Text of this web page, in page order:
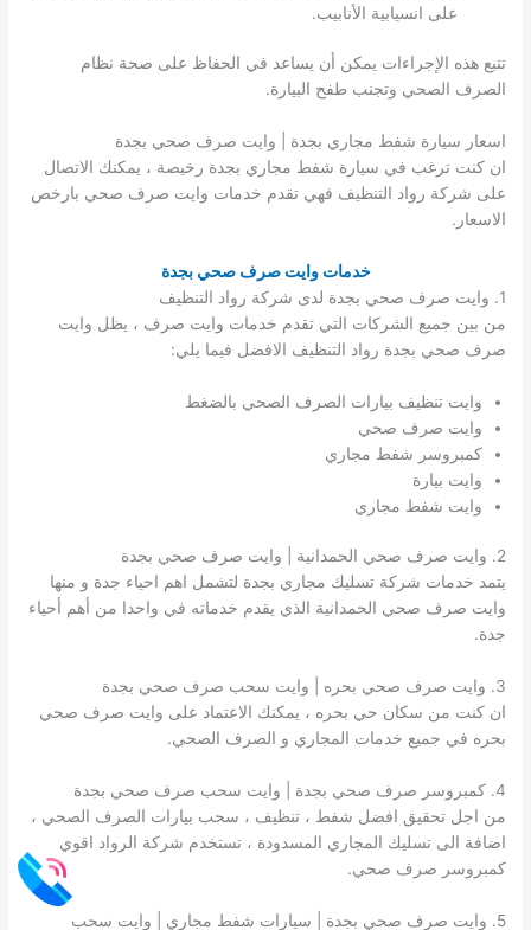
على انسيابية الأنابيب.
تتبع هذه الإجراءات يمكن أن يساعد في الحفاظ على صحة نظام
الصرف الصحي وتجنب طفح البيارة.
اسعار سيارة شفط مجاري بجدة | وايت صرف صحي بجدة
ان كنت ترغب في سيارة شفط مجاري بجدة رخيصة ، يمكنك الاتصال
على شركة رواد التنظيف فهي تقدم خدمات وايت صرف صحي بارخص
الاسعار.
خدمات وايت صرف صحي بجدة
1. وايت صرف صحي بجدة لدى شركة رواد التنظيف
من بين جميع الشركات التي تقدم خدمات وايت صرف ، يظل وايت
صرف صحي بجدة رواد التنظيف الافضل فيما يلي:
وايت تنظيف بيارات الصرف الصحي بالضغط
وايت صرف صحي
كمبروسر شفط مجاري
وايت بيارة
وايت شفط مجاري
2. وايت صرف صحي الحمدانية | وايت صرف صحي بجدة
يتمد خدمات شركة تسليك مجاري بجدة لتشمل اهم احياء جدة و منها
وايت صرف صحي الحمدانية الذي يقدم خدماته في واحدا من أهم أحياء
جدة.
3. وايت صرف صحي بحره | وايت سحب صرف صحي بجدة
ان كنت من سكان حي بحره ، يمكنك الاعتماد على وايت صرف صحي
بحره في جميع خدمات المجاري و الصرف الصحي.
4. كمبروسر صرف صحي بجدة | وايت سحب صرف صحي بجدة
من اجل تحقيق افضل شفط ، تنظيف ، سحب بيارات الصرف الصحي ،
اضافة الى تسليك المجاري المسدودة ، تستخدم شركة الرواد اقوي
كمبروسر صرف صحي.
5. وايت صرف صحي بجدة | سيارات شفط مجاري | وايت سحب